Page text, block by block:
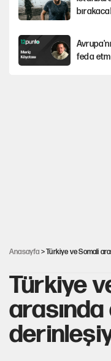
feda
Anasayfa > Türkiye ve Somali
Türkiye